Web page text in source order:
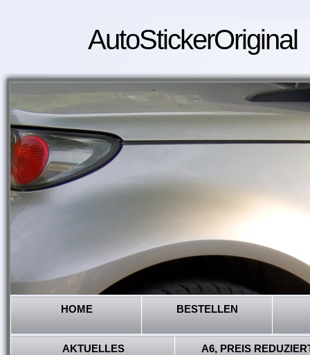
AutoStickerOriginal
HOME BESTELLEN
AKTUELLES A6, PREIS